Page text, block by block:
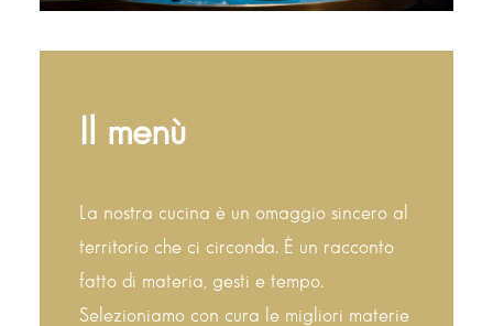
Il menù
La nostra cucina è un omaggio sincero al
territorio che ci circonda. È un racconto
fatto di materia, gesti e tempo.
Selezioniamo con cura le migliori materie